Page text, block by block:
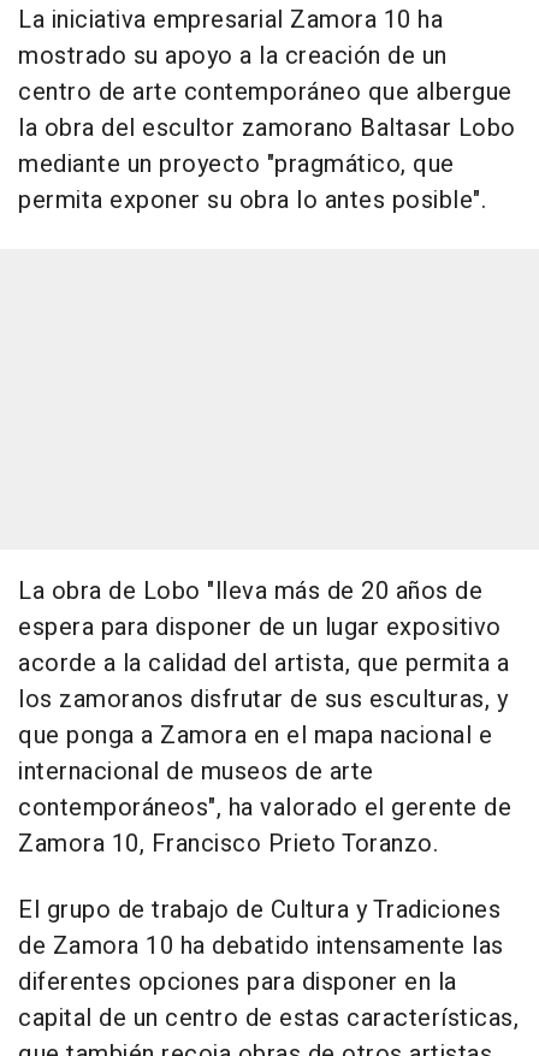
La iniciativa empresarial Zamora 10 ha
mostrado su apoyo a la creación de un
centro de arte contemporáneo que albergue
la obra del escultor zamorano Baltasar Lobo
mediante un proyecto "pragmático, que
permita exponer su obra lo antes posible".
La obra de Lobo "lleva más de 20 años de
espera para disponer de un lugar expositivo
acorde a la calidad del artista, que permita a
los zamoranos disfrutar de sus esculturas, y
que ponga a Zamora en el mapa nacional e
internacional de museos de arte
contemporáneos", ha valorado el gerente de
Zamora 10, Francisco Prieto Toranzo.
El grupo de trabajo de Cultura y Tradiciones
de Zamora 10 ha debatido intensamente las
diferentes opciones para disponer en la
capital de un centro de estas características,